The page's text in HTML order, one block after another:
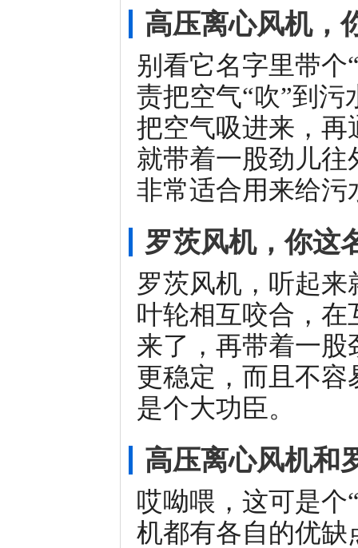
高压离心风机，
别看它名字里带个
责把空气“吹”到
把空气吸进来，再
就带着一股劲儿
非常适合用来给污
罗茨风机，你这
罗茨风机，听起来
叶轮相互咬合，在
来了，再带着一
更稳定，而且不
是个大功臣。
高压离心风机和
哎呦喂，这可是个
机都有各自的优缺